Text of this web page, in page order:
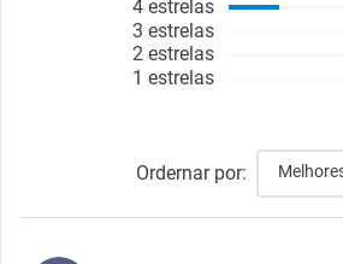
4 estrelas
3 estrelas
2 estrelas
1 estrelas
Ordernar por: